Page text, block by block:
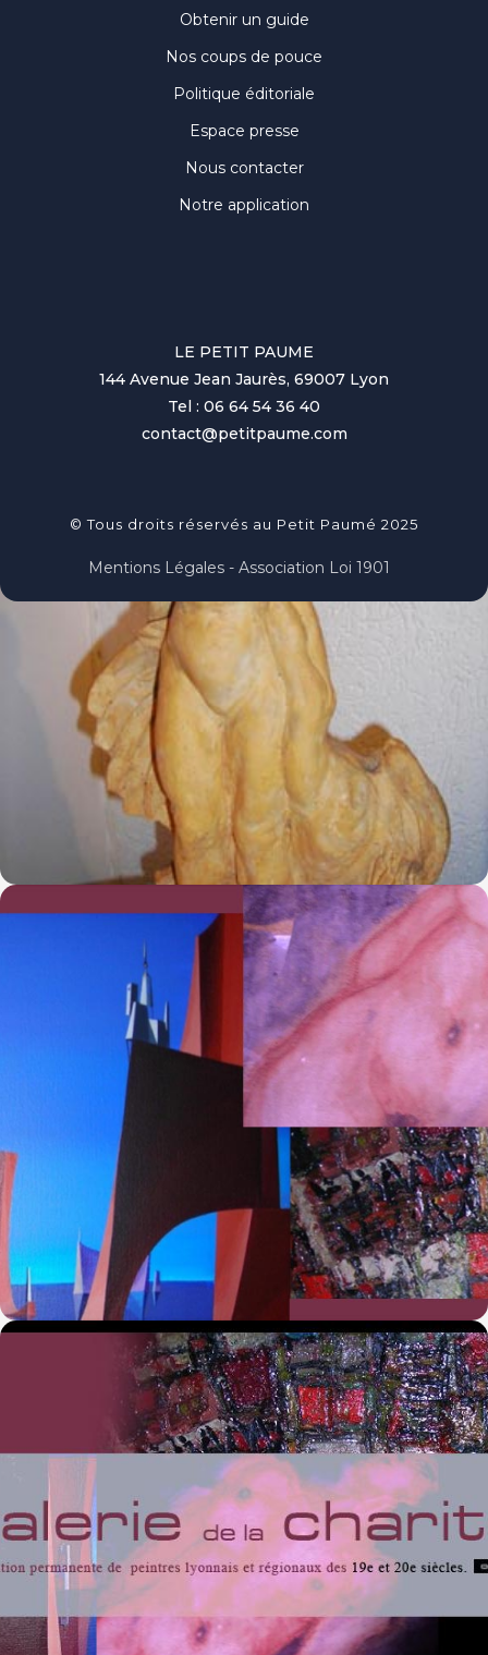
Obtenir un guide
Nos coups de pouce
Politique éditoriale
Espace presse
Nous contacter
Notre application
LE PETIT PAUME
144 Avenue Jean Jaurès, 69007 Lyon
Tel : 06 64 54 36 40
contact@petitpaume.com
© Tous droits réservés au Petit Paumé 2025
Mentions Légales - Association Loi 1901